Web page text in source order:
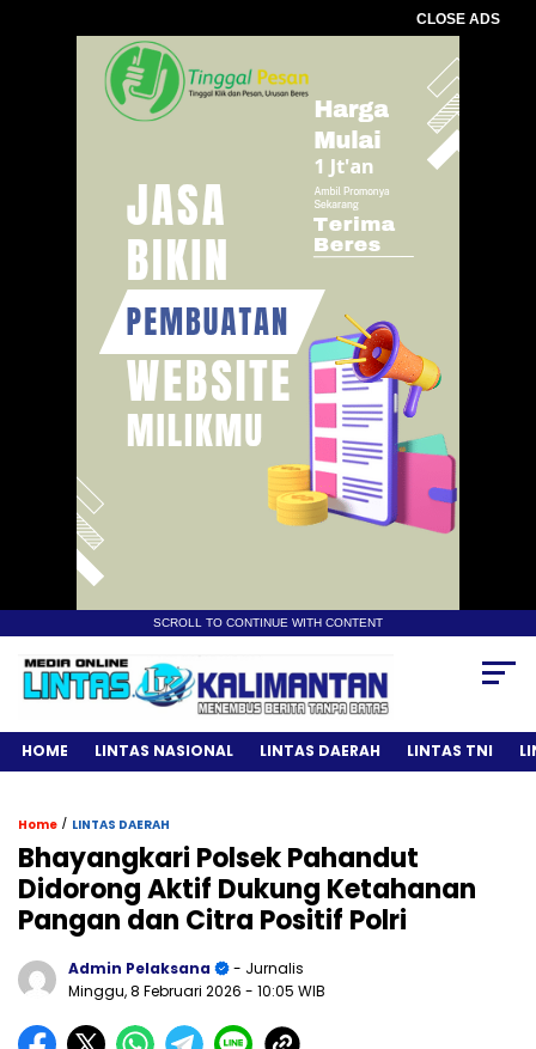
CLOSE ADS
SCROLL TO CONTINUE WITH CONTENT
HOME LINTAS NASIONAL LINTAS DAERAH LINTAS TNI
Home / LINTAS DAERAH
Bhayangkari Polsek Pahandut
Didorong Aktif Dukung Ketahanan
Pangan dan Citra Positif Polri
Admin Pelaksana
- Jurnalis
Minggu, 8 Februari 2026 - 10:05 WIB